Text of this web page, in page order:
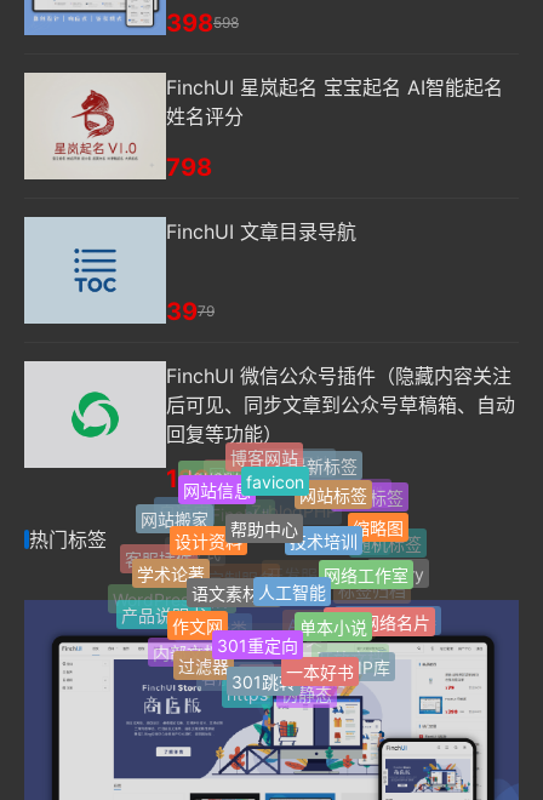
398598
FinchUI 星岚起名 宝宝起名 AI智能起名
姓名评分
798
FinchUI 文章目录导航
3979
FinchUI 微信公众号插件（隐藏内容关注
后可见、同步文章到公众号草稿箱、自动
回复等功能）
128
热门标签
Z-blogPHP
FinchUI
网址导航
单页网站
Z-Blog插件
微信公众号
开发服务
定制服务
响应式
自适应
Jquery
博客网站最新标签
热门标签
随机标签
标签归档
AI写作助手
文章多选分类
附加分类
WordPress插件
客服插件
网站搬家
网站信息favicon
网站标签
缩略图
jQuery
Safari浏览器
开放文档
在线帮助文档
客服中心
内部文档
产品说明书
学术论著
设计资料
帮助中心
技术培训
网络工作室
个人网络名片
纯真IP库
伪静态
https
过滤器
作文网
语文素材网人工智能
单本小说
一本好书
301跳转
301重定向